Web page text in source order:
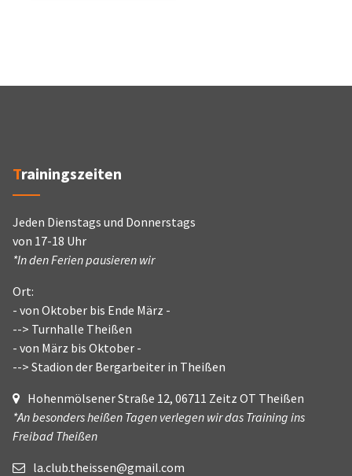
Trainingszeiten
Jeden Dienstags und Donnerstags
von 17-18 Uhr
*In den Ferien pausieren wir
Ort:
- von Oktober bis Ende März -
--> Turnhalle Theißen
- von März bis Oktober -
--> Stadion der Bergarbeiter in Theißen
Hohenmölsener Straße 12, 06711 Zeitz OT Theißen
*An besonders heißen Tagen verlegen wir das Training ins
Freibad Theißen
la.club.theissen@gmail.com